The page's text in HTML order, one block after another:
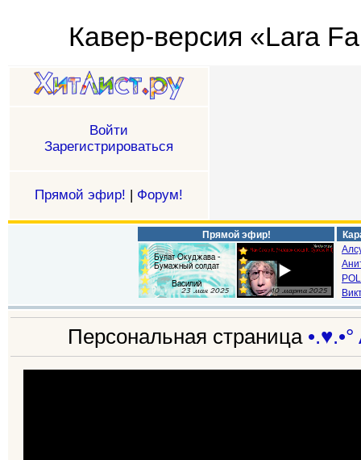
Кавер-версия «Lara
Войти
Зарегистрироваться
Прямой эфир! | Форум!
Прямой эфир!
Персональная страница